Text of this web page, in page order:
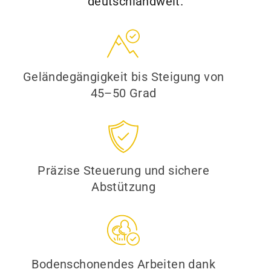
Geländegängigkeit bis Steigung von
45–50 Grad
Präzise Steuerung und sichere
Abstützung
Bodenschonendes Arbeiten dank